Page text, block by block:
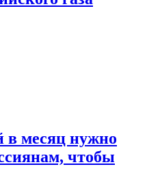
в месяц нужно
чтобы